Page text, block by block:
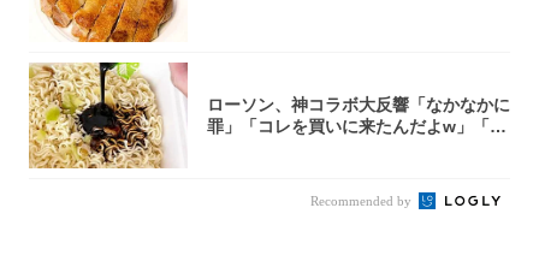
ローソン、神コラボ大反響「なかなかに
罪」「コレを買いに来たんだよw」「３
Recommended by